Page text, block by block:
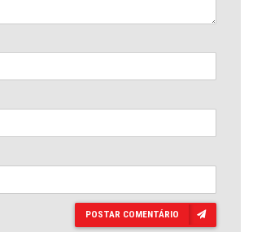
POSTAR COMENTÁRIO